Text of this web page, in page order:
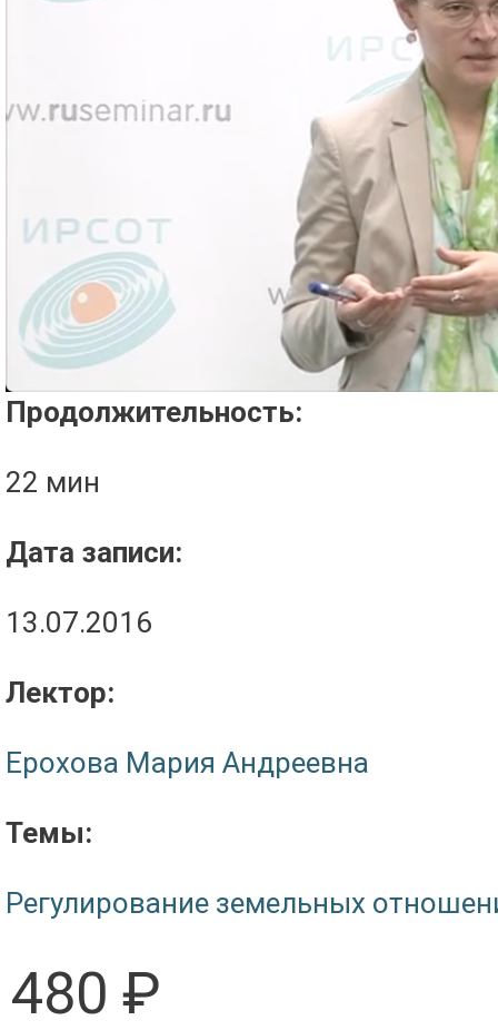
Продолжительность:
22 мин
Дата записи:
13.07.2016
Лектор:
Ерохова Мария Андреевна
Темы:
Регулирование земельных
480 ₽